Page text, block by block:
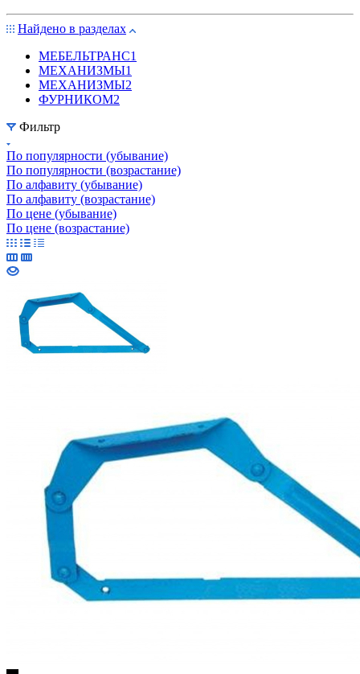
Найдено в разделах
МЕБЕЛЬТРАНС1
МЕХАНИЗМЫ1
МЕХАНИЗМЫ2
ФУРНИКОМ2
Фильтр
По популярности (убывание)
По популярности (возрастание)
По алфавиту (убывание)
По алфавиту (возрастание)
По цене (убывание)
По цене (возрастание)